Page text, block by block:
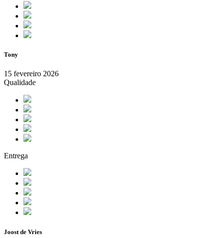
Tony
15 fevereiro 2026
Qualidade
Entrega
Joost de Vries